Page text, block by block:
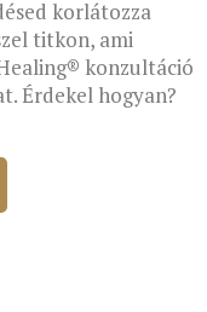
korlátozza
titkon, ami
konzultáció
Érdekel hogyan?